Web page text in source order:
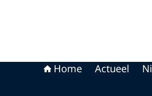
Home Actueel